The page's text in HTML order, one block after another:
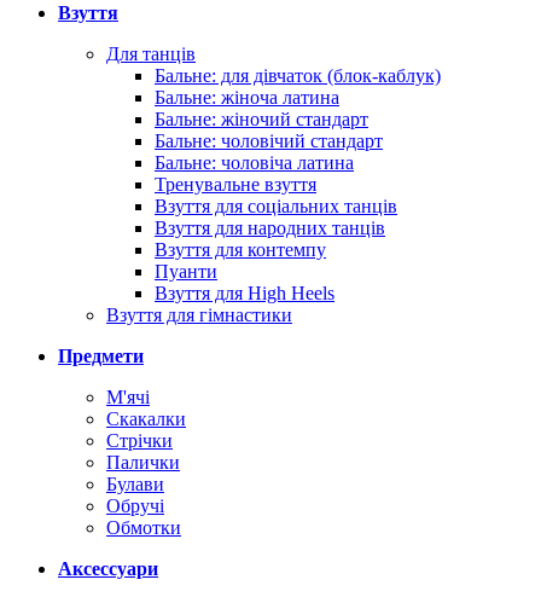
Взуття
Для танців
Бальне: для дівчаток (блок-каблук)
Бальне: жіноча латина
Бальне: жіночий стандарт
Бальне: чоловічий стандарт
Бальне: чоловіча латина
Тренувальне взуття
Взуття для соціальних танців
Взуття для народних танців
Взуття для контемпу
Пуанти
Взуття для High Heels
Взуття для гімнастики
Предмети
М'ячі
Скакалки
Стрічки
Палички
Булави
Обручі
Обмотки
Аксессуари